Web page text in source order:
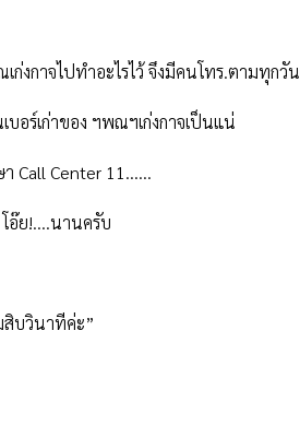
ก่งกาจไปทำอะไรไว้ จึงมีคนโทร.ตามทุกวัน
อร์เก่าของ ฯพณฯเก่งกาจเป็นแน่
า Call Center 11 ......
อ๊ย!....นานครับ
สิบวินาทีค่ะ”